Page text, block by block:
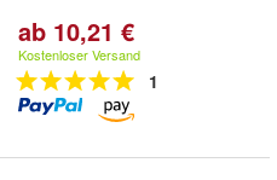
ab 10,21 €
Kostenloser Versand
1